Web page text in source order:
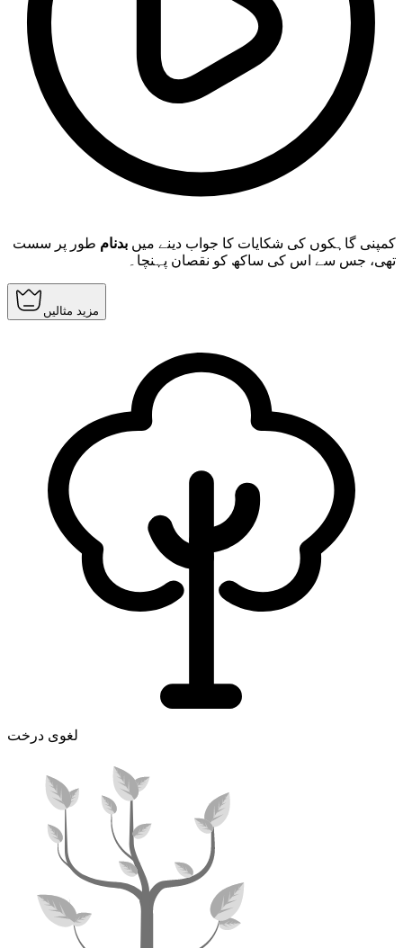
کمپنی گاہکوں کی شکایات کا جواب دینے میں بدنام طور پر سست
تھی، جس سے اس کی ساکھ کو نقصان پہنچا۔
مزید مثالیں
لغوی درخت